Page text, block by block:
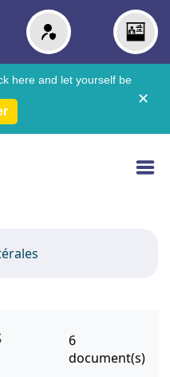
here and let yourself be
✕
6
document(s)